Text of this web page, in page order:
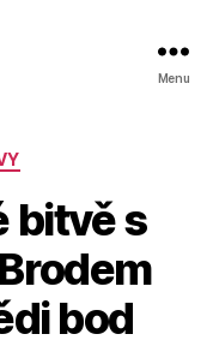
Menu
bitvě s
bod